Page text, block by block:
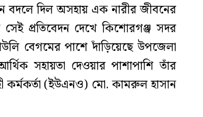
বদলে দিল অসহায় এক নারীর জীবনের
প্রতিবেদন দেখে কিশোরগঞ্জ সদর
বেগমের পাশে দাঁড়িয়েছে উপজেলা
সহায়তা দেওয়ার পাশাপাশি তাঁর
কর্মকর্তা (ইউএনও) মো. কামরুল হাসান